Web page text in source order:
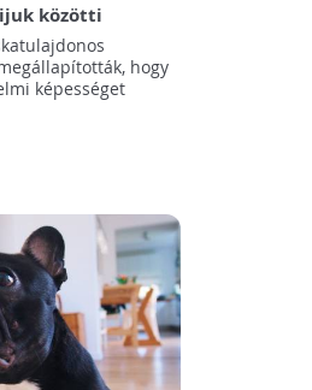
közötti
ELTE
kutatói
hogy
képességet